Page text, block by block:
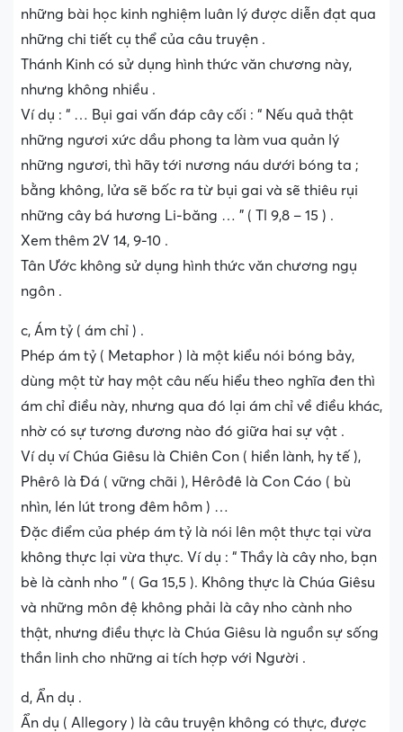
những bài học kinh nghiệm luân lý được diễn đạt qua
những chi tiết cụ thể của câu truyện .
Thánh Kinh có sử dụng hình thức văn chương này,
nhưng không nhiều .
Ví dụ : “ … Bụi gai vấn đáp cây cối : “ Nếu quả thật
những ngươi xức dầu phong ta làm vua quản lý
những ngươi, thì hãy tới nương náu dưới bóng ta ;
bằng không, lửa sẽ bốc ra từ bụi gai và sẽ thiêu rụi
những cây bá hương Li-băng … ” ( Tl 9,8 – 15 ) .
Xem thêm 2V 14, 9-10 .
Tân Ước không sử dụng hình thức văn chương ngụ
ngôn .
c, Ám tỷ ( ám chỉ ) .
Phép ám tỷ ( Metaphor ) là một kiểu nói bóng bảy,
dùng một từ hay một câu nếu hiểu theo nghĩa đen thì
ám chỉ điều này, nhưng qua đó lại ám chỉ về điều khác,
nhờ có sự tương đương nào đó giữa hai sự vật .
Ví dụ ví Chúa Giêsu là Chiên Con ( hiền lành, hy tế ),
Phêrô là Đá ( vững chãi ), Hêrôđê là Con Cáo ( bù
nhìn, lén lút trong đêm hôm ) …
Đặc điểm của phép ám tỷ là nói lên một thực tại vừa
không thực lại vừa thực. Ví dụ : “ Thầy là cây nho, bạn
bè là cành nho ” ( Ga 15,5 ). Không thực là Chúa Giêsu
và những môn đệ không phải là cây nho cành nho
thật, nhưng điều thực là Chúa Giêsu là nguồn sự sống
thần linh cho những ai tích hợp với Người .
d, Ẩn dụ .
Ẩn dụ ( Allegory ) là câu truyện không có thực, được